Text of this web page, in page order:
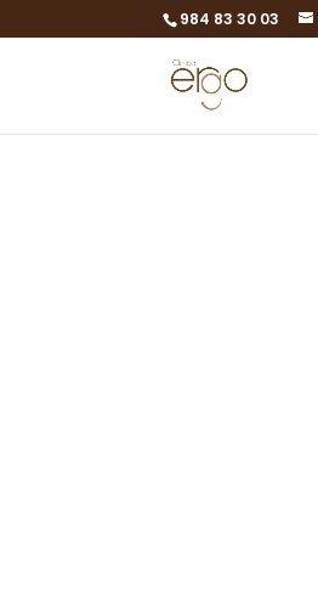
984 83 30 03